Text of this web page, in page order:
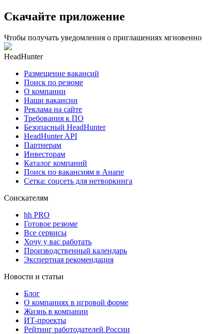
Скачайте приложение
Чтобы получать уведомления о приглашениях мгновенно
HeadHunter
Размещение вакансий
Поиск по резюме
О компании
Наши вакансии
Реклама на сайте
Требования к ПО
Безопасный HeadHunter
HeadHunter API
Партнерам
Инвесторам
Каталог компаний
Поиск по вакансиям в Анапе
Сетка: соцсеть для нетворкинга
Соискателям
hh PRO
Готовое резюме
Все сервисы
Хочу у вас работать
Производственный календарь
Экспертная рекомендация
Новости и статьи
Блог
О компаниях в игровой форме
Жизнь в компании
ИТ-проекты
Рейтинг работодателей России